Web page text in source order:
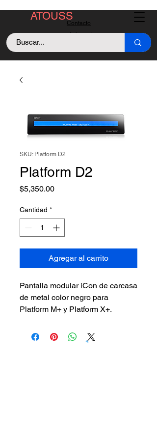
Contacto
Asistencia
Llama +529843128213
ATOUSS
SKU: Platform D2
Platform D2
$5,350.00Precio
Cantidad *
Agregar al carrito
Pantalla modular iCon de carcasa
de metal color negro para
Platform M+ y Platform X+.